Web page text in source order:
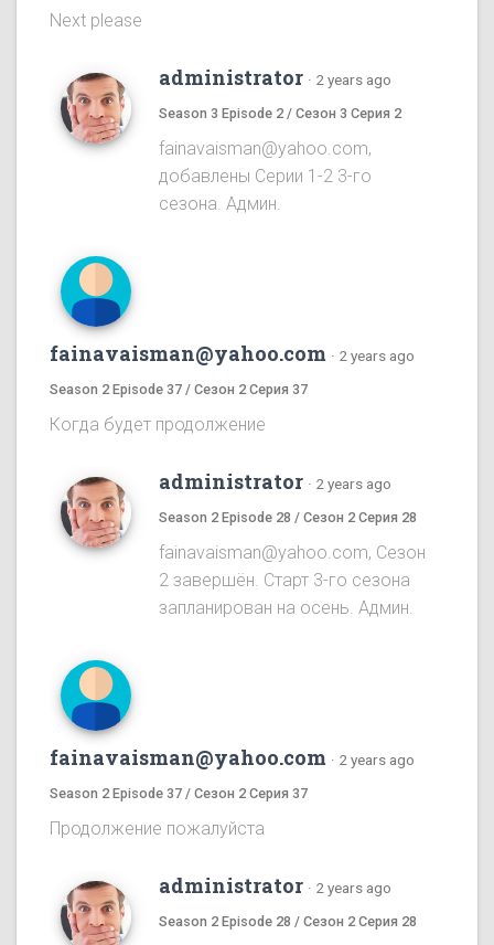
Next please
administrator · 2 years ago
Season 3 Episode 2 / Сезон 3 Серия 2
fainavaisman@yahoo.com,
добавлены Серии 1-2 3-го
сезона. Админ.
fainavaisman@yahoo.com · 2 years ago
Season 2 Episode 37 / Сезон 2 Серия 37
Когда будет продолжение
administrator · 2 years ago
Season 2 Episode 28 / Сезон 2 Серия 28
fainavaisman@yahoo.com, Сезон
2 завершён. Старт 3-го сезона
запланирован на осень. Админ.
fainavaisman@yahoo.com · 2 years ago
Season 2 Episode 37 / Сезон 2 Серия 37
Продолжение пожалуйста
administrator · 2 years ago
Season 2 Episode 28 / Сезон 2 Серия 28